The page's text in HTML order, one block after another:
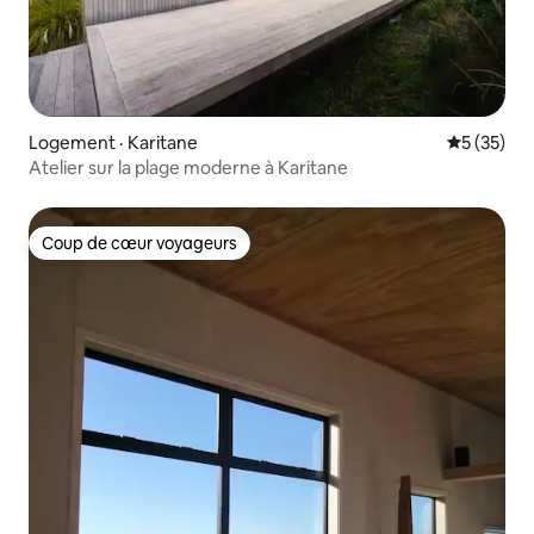
Logement · Karitane Note
5 (35)
Atelier sur la plage moderne à Karitane
Coup de cœur voyageurs
Coup de cœur voyageurs